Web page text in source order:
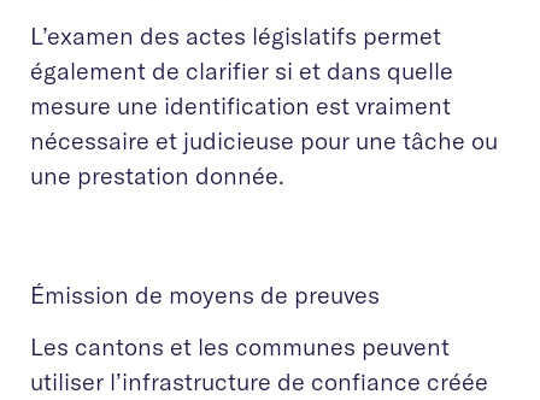
L’examen des actes législatifs permet
également de clarifier si et dans quelle
mesure une identification est vraiment
nécessaire et judicieuse pour une tâche ou
une prestation donnée.
Émission de moyens de preuves
Les cantons et les communes peuvent
utiliser l’infrastructure de confiance créée